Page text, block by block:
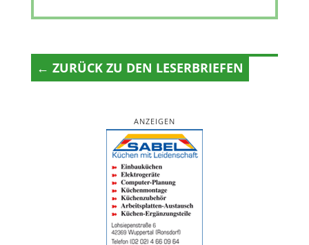
← ZURÜCK ZU DEN LESERBRIEFEN
ANZEIGEN